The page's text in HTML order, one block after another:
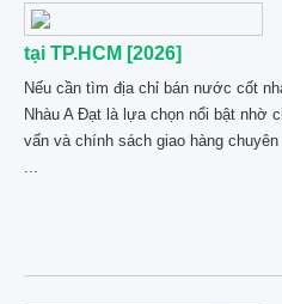
tại TP.HCM [2026]
Nếu cần tìm địa chỉ bán nước cốt
Nhàu A Đạt là lựa chọn nổi bật nhờ
vấn và chính sách giao hàng